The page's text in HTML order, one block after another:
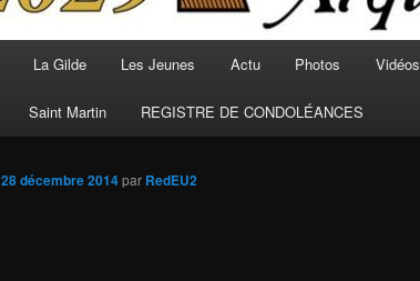
La Gilde Les Jeunes Actu Photos Vidéos
Saint Martin REGISTRE DE CONDOLÉANCES
28 décembre 2014par RedEU2